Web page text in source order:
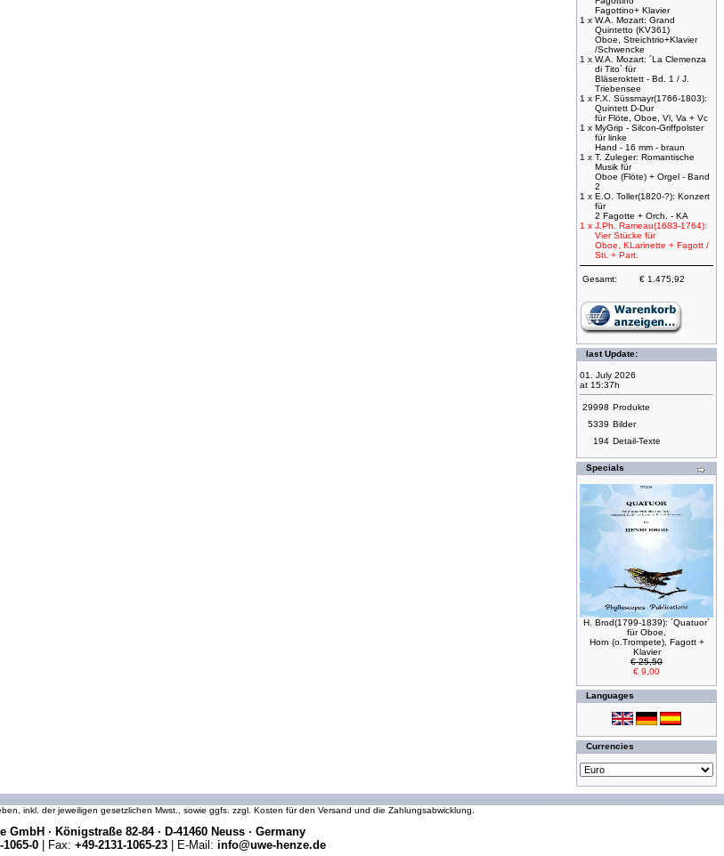
Fagottino+ Klavier
1 x W.A. Mozart: Grand
Quintetto (KV361)
Oboe, Streichtrio+Klavier
/Schwencke
1 x W.A. Mozart: ´La Clemenza
di Tito´ für
Bläseroktett - Bd. 1 / J.
Triebensee
1 x F.X. Süssmayr(1766-1803):
Quintett D-Dur
für Flöte, Oboe, Vl, Va + Vc
1 x MyGrip - Silcon-Griffpolster
für linke
Hand - 16 mm - braun
1 x T. Zuleger: Romantische
Musik für
Oboe (Flöte) + Orgel - Band
2
1 x E.O. Toller(1820-?): Konzert
für
2 Fagotte + Orch. - KA
1 x J.Ph. Rameau(1683-1764):
Vier Stücke für
Oboe, KLarinette + Fagott /
Sti. + Part.
Gesamt: € 1.475,92
last Update:
01. July 2026
at 15:37h
29998 Produkte
5339 Bilder
194 Detail-Texte
Specials
H. Brod(1799-1839): ´Quatuor´
für Oboe,
Horn (o.Trompete), Fagott +
Klavier
€ 25,50
€ 9,00
Languages
Currencies
inkl. der jeweiligen gesetzlichen Mwst., sowie ggfs. zzgl. Kosten für den Versand und die Zahlungsabwicklung.
GmbH · Königstraße 82-84 · D-41460 Neuss · Germany
1065-0 | Fax: +49-2131-1065-23 | E-Mail: info@uwe-henze.de